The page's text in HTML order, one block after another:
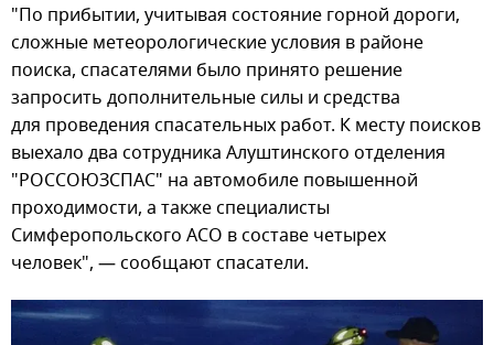
"По прибытии, учитывая состояние горной дороги,
сложные метеорологические условия в районе
поиска, спасателями было принято решение
запросить дополнительные силы и средства
для проведения спасательных работ. К месту поисков
выехало два сотрудника Алуштинского отделения
"РОССОЮЗСПАС" на автомобиле повышенной
проходимости, а также специалисты
Симферопольского АСО в составе четырех
человек", — сообщают спасатели.